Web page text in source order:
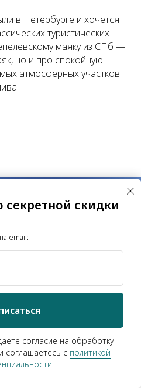
в Петербурге и хочется
туристических
маяку из СПб —
но и про спокойную
атмосферных участков
скидки
email:
согласие на обработку
соглашаетесь c политикой